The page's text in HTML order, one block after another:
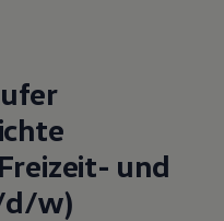
und
d/w)